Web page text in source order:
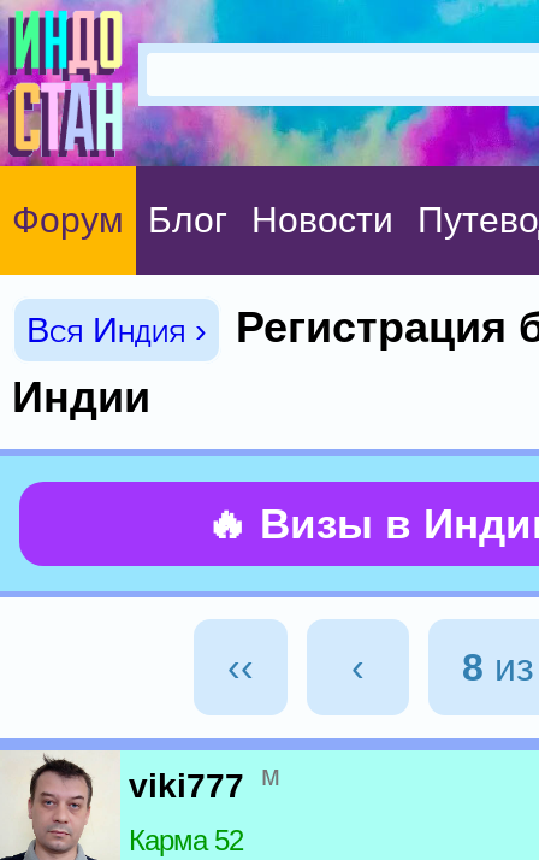
Форум Блог Новости
Вся Индия ›
Регистрация
Индии
🔥 Визы в
‹‹ ‹ 8
viki777 м
Карма 52